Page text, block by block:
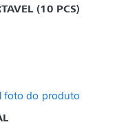
(10 PCS)